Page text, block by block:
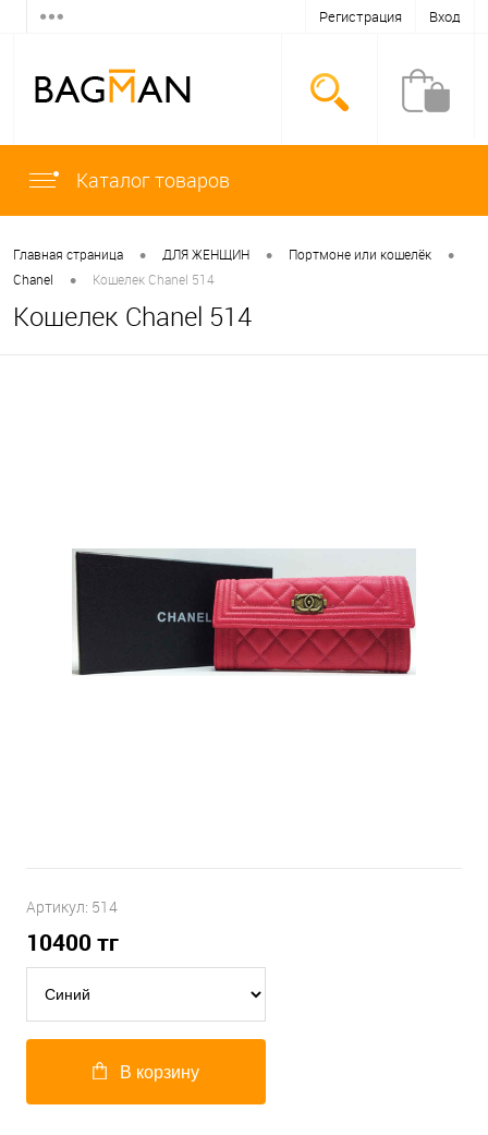
Регистрация Вход
Каталог товаров
Главная страница • ДЛЯ ЖЕНЩИН • Портмоне или кошелёк •
Chanel • Кошелек Chanel 514
Кошелек Chanel 514
Артикул: 514
10400 тг
В корзину